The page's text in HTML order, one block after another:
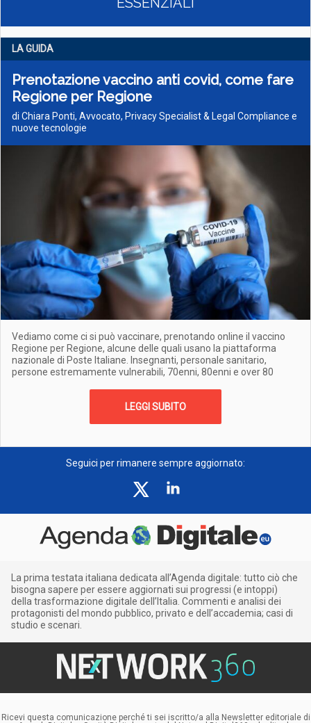
LA GUIDA
Prenotazione vaccino anti covid, come fare
Regione per Regione
di Chiara Ponti, Avvocato, Privacy Specialist & Legal Compliance e
nuove tecnologie
Vediamo come ci si può vaccinare, prenotando online il vaccino
Regione per Regione, alcune delle quali usano la piattaforma
nazionale di Poste Italiane. Insegnanti, personale sanitario,
persone estremamente vulnerabili, 70enni, 80enni e over 80
LEGGI SUBITO
Seguici per rimanere sempre aggiornato:
La prima testata italiana dedicata all’Agenda digitale: tutto ciò che
bisogna sapere per essere aggiornati sui progressi (e intoppi)
della trasformazione digitale dell’Italia. Commenti e analisi dei
protagonisti del mondo pubblico, privato e dell’accademia; casi di
studio e scenari.
Ricevi questa comunicazione perché ti sei iscritto/a alla Newsletter editoriale di